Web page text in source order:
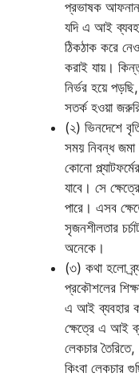
প্রভাষক
যদি এ আই
ঠিকঠাক করে
করাই যায়।
নির্ভর হয়ে
সতর্ক হওয়া
(২) ভিনদেশে
সময় নিবন্ধ জমা
কোনো
যাবে। সে
পারে। এসব
সৃজনশীলতার
অনেকে।
(৩) কথা হলো
প্রকৌশলের
এ আই ব্যবহার
ক্ষেত্রে এ আই
লেকচার
কিংবা লেকচার